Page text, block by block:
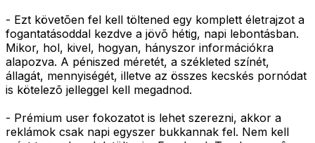
- Ezt követõen fel kell töltened egy komplett életrajzot a
fogantatásoddal kezdve a jövõ hétig, napi lebontásban.
Mikor, hol, kivel, hogyan, hányszor információkra
alapozva. A péniszed méretét, a székleted színét,
állagát, mennyiségét, illetve az összes kecskés pornódat
is kötelezõ jelleggel kell megadnod.
- Prémium user fokozatot is lehet szerezni, akkor a
reklámok csak napi egyszer bukkannak fel. Nem kell